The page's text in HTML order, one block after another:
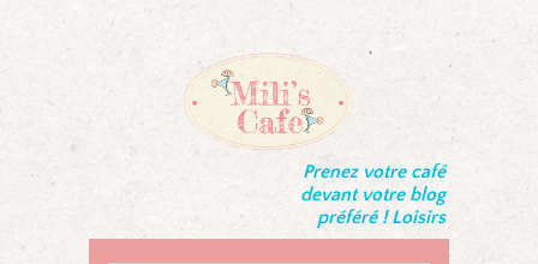
Prenez votre café
devant votre blog
préféré ! Loisirs